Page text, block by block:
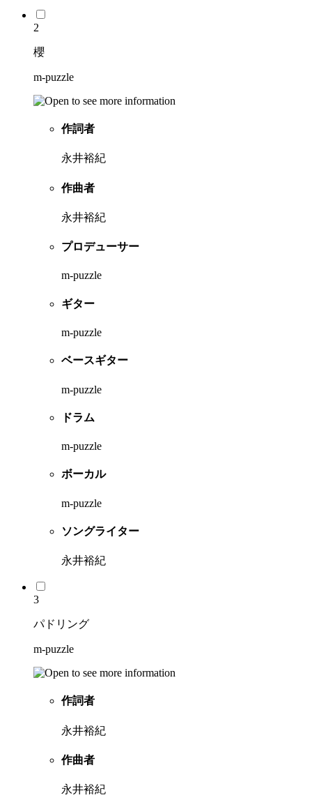
2
櫻
m-puzzle
作詞者
永井裕紀
作曲者
永井裕紀
プロデューサー
m-puzzle
ギター
m-puzzle
ベースギター
m-puzzle
ドラム
m-puzzle
ボーカル
m-puzzle
ソングライター
永井裕紀
3
パドリング
m-puzzle
作詞者
永井裕紀
作曲者
永井裕紀